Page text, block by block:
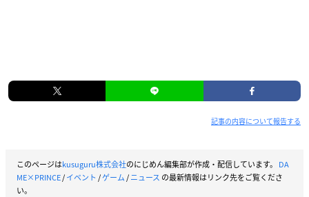
記事の内容について報告する
このページはkusuguru株式会社のにじめん編集部が作成・配信しています。 DA
ME×PRINCE/イベント /ゲーム/ニュース の最新情報はリンク先をご覧くださ
い。